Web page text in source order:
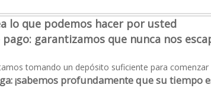
lo que podemos hacer por usted
pago: garantizamos que nunca nos
tomando un depósito suficiente para
¡sabemos profundamente que su tiempo